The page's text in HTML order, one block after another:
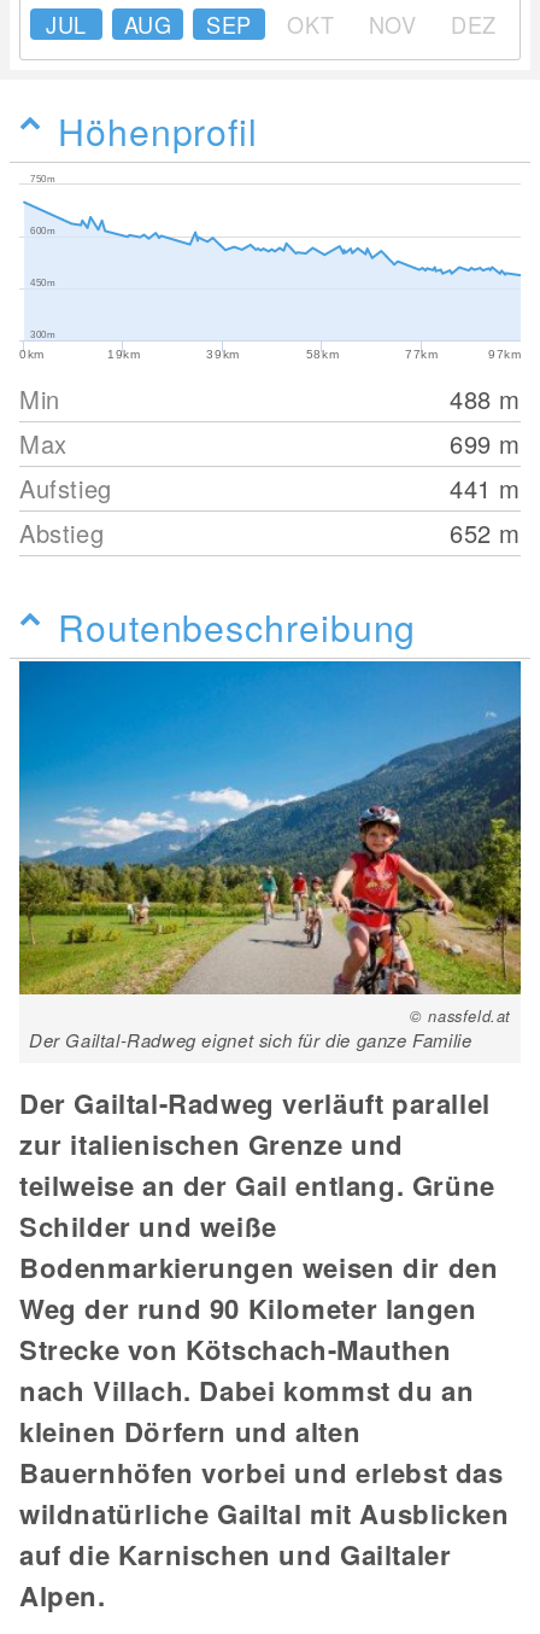
JUL
AUG SEP OKT NOV DEZ
Höhenprofil
0km 19km 39km 58km 77km 97km
300m
450m
600m
750m
Min 488 m
Max
699 m
Aufstieg
441 m
Abstieg
652 m
Routenbeschreibung
© nassfeld.at
Der Gailtal-Radweg eignet sich für die ganze Familie
Der Gailtal-Radweg verläuft parallel
zur italienischen Grenze und
teilweise an der Gail entlang. Grüne
Schilder und weiße
Bodenmarkierungen weisen dir den
Weg der rund 90 Kilometer langen
Strecke von Kötschach-Mauthen
nach Villach. Dabei kommst du an
kleinen Dörfern und alten
Bauernhöfen vorbei und erlebst das
wildnatürliche Gailtal mit Ausblicken
auf die Karnischen und Gailtaler
Alpen.